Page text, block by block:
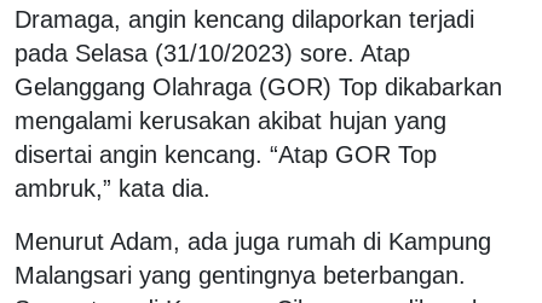
Dramaga, angin kencang dilaporkan terjadi
pada Selasa (31/10/2023) sore. Atap
Gelanggang Olahraga (GOR) Top dikabarkan
mengalami kerusakan akibat hujan yang
disertai angin kencang. “Atap GOR Top
ambruk,” kata dia.
Menurut Adam, ada juga rumah di Kampung
Malangsari yang gentingnya beterbangan.